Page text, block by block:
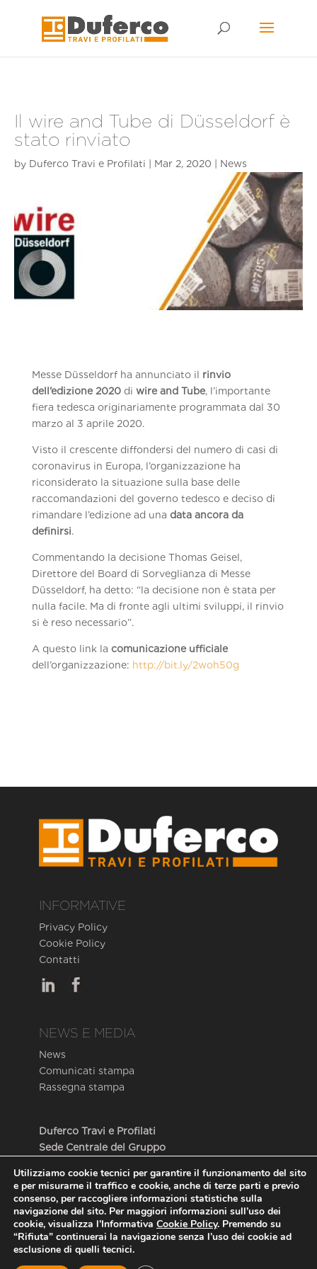
Il wire and Tube di Düsseldorf è
stato rinviato
by Duferco Travi e Profilati Mar 2, 2020 News
Messe Düsseldorf ha annunciato il rinvio
dell’edizione 2020di wire and Tube, l’importante
fiera tedesca originariamente programmata dal 30
marzo al 3 aprile 2020.
Visto il crescente diffondersi del numero di casi di
coronavirus in Europa, l’organizzazione ha
riconsiderato la situazione sulla base delle
raccomandazioni del governo tedesco e deciso di
rimandare l’edizione ad una data ancora da
definirsi.
Commentando la decisione Thomas Geisel,
Direttore del Board di Sorveglianza di Messe
Düsseldorf, ha detto: “la decisione non è stata per
nulla facile. Ma di fronte agli ultimi sviluppi, il rinvio
si è reso necessario”.
A questo link la comunicazione ufficiale
dell’organizzazione: http://bit.ly/2woh50g
INFORMATIVE
Privacy Policy
Cookie Policy
Contatti
NEWS E MEDIA
News
Comunicati stampa
Rassegna stampa
Duferco Travi e Profilati
Sede Centrale del Gruppo
25010 San Zeno Naviglio (BS) – Italy
© 2026 Duferco Travi e Profilati S.p.A. - P.Iva
Utilizziamo cookie tecnici per garantire il funzionamento del sito
e per misurarne il traffico e cookie, anche di terze parti e previo
consenso, per raccogliere informazioni statistiche sulla
navigazione del sito. Per maggiori informazioni sull’uso dei
cookie, visualizza l’Informativa Cookie Policy. Premendo su
“Rifiuta” continuerai la navigazione senza l’uso dei cookie ad
esclusione di quelli tecnici.